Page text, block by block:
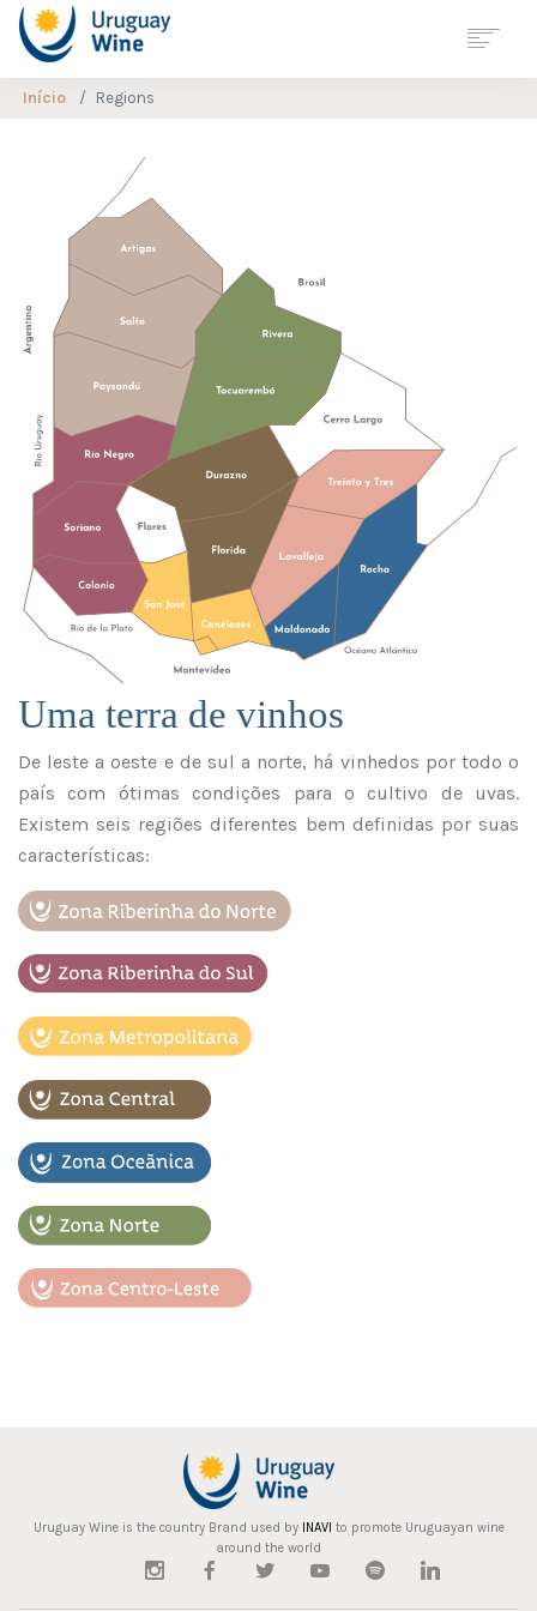
URUGUAY
REGIÕES
VARIEDADES
BODEGAS
ENOTURISMO
SUSTENTÁVEL
JORNALS
NOTICÍAS
CONTATO
/
Início Regions
Uma terra de vinhos
De leste a oeste e de sul a norte, há vinhedos por todo o
país com ótimas condições para o cultivo de uvas.
Existem seis regiões diferentes bem definidas por suas
características:
Uruguay Wine is the country Brand used by INAVI to promote Uruguayan wine
around the world